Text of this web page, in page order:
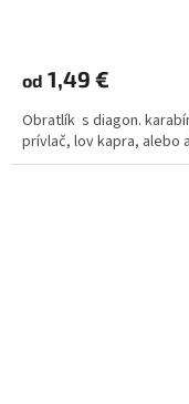
od 1,49 €
Obratlík s diagon.
prívlač, lov kapra, alebo